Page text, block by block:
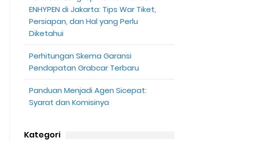
ENHYPEN di Jakarta: Tips War Tiket,
Persiapan, dan Hal yang Perlu
Diketahui
Perhitungan Skema Garansi
Pendapatan Grabcar Terbaru
Panduan Menjadi Agen Sicepat:
Syarat dan Komisinya
Kategori